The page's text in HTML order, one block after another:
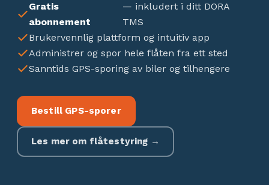
Gratis
abonnement
— inkludert i ditt DORA
TMS
Brukervennlig plattform og intuitiv app
Administrer og spor hele flåten fra ett sted
Sanntids GPS-sporing av biler og tilhengere
Bestill GPS-sporer
Les mer om flåtestyring →